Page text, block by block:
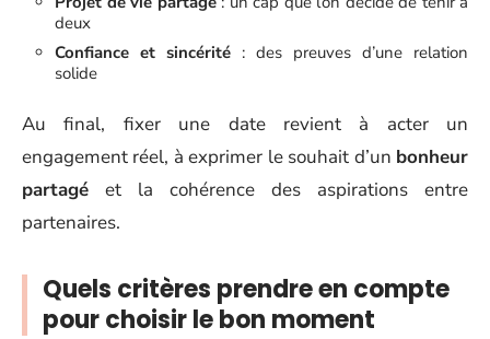
deux
Confiance et sincérité : des preuves d’une relation
solide
Au final, fixer une date revient à acter un
engagement réel, à exprimer le souhait d’un bonheur
partagé et la cohérence des aspirations entre
partenaires.
Quels critères prendre en compte
pour choisir le bon moment